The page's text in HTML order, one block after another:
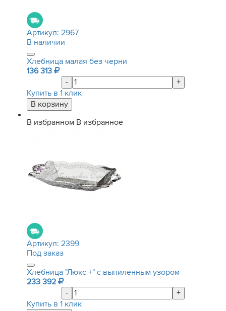
Артикул: 2967
В наличии
Хлебница малая без черни
136 313
-
+
Купить в 1 клик
В избранном В избранное
Артикул: 2399
Под заказ
Хлебница "Люкс +" с выпиленным узором
233 392
-
+
Купить в 1 клик